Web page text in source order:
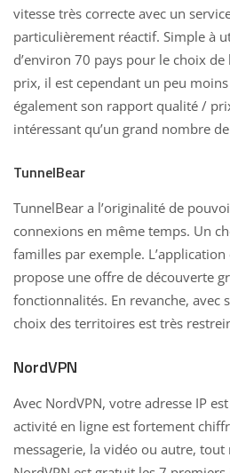
vitesse très correcte avec un
particulièrement réactif. Simple à
d’environ 70 pays pour le choix
prix, il est cependant un peu
également son rapport qualité /
intéressant qu’un grand nombre
TunnelBear
TunnelBear a l’originalité de
connexions en même temps. Un
familles par exemple. L’application
propose une offre de découverte
fonctionnalités. En revanche, avec
choix des territoires est très
NordVPN
Avec NordVPN, votre adresse IP
activité en ligne est fortement
messagerie, la vidéo ou autre,